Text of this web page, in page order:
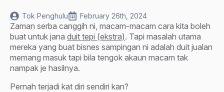
Tok Penghulu February 26th, 2024
Zaman serba canggih ni, macam-macam cara kita boleh
buat untuk jana duit tepi (ekstra). Tapi masalah utama
mereka yang buat bisnes sampingan ni adalah duit jualan
memang masuk tapi bila tengok akaun macam tak
nampak je hasilnya.
Pernah terjadi kat diri sendiri kan?